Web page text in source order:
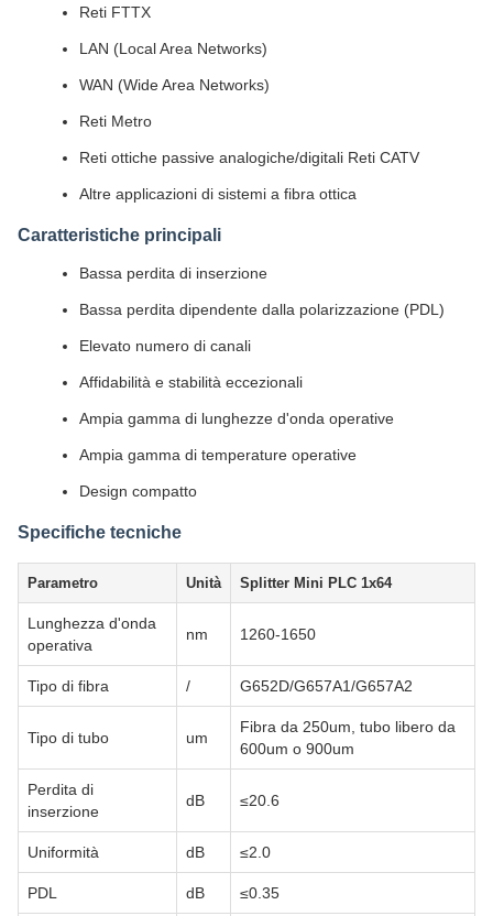
Reti FTTX
LAN (Local Area Networks)
WAN (Wide Area Networks)
Reti Metro
Reti ottiche passive analogiche/digitali Reti CATV
Altre applicazioni di sistemi a fibra ottica
Caratteristiche principali
Bassa perdita di inserzione
Bassa perdita dipendente dalla polarizzazione (PDL)
Elevato numero di canali
Affidabilità e stabilità eccezionali
Ampia gamma di lunghezze d'onda operative
Ampia gamma di temperature operative
Design compatto
Specifiche tecniche
Parametro Unità Splitter Mini PLC 1x64
Lunghezza d'onda
operativa
nm 1260-1650
Tipo di fibra / G652D/G657A1/G657A2
Tipo di tubo um
Fibra da 250um, tubo libero da
600um o 900um
Perdita di
inserzione
dB ≤20.6
Uniformità dB ≤2.0
PDL dB ≤0.35